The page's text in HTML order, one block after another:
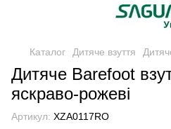
Каталог Дитяче взуття
Дитяче Barefoot
яскраво-рожеві
Артикул: XZA0117RO